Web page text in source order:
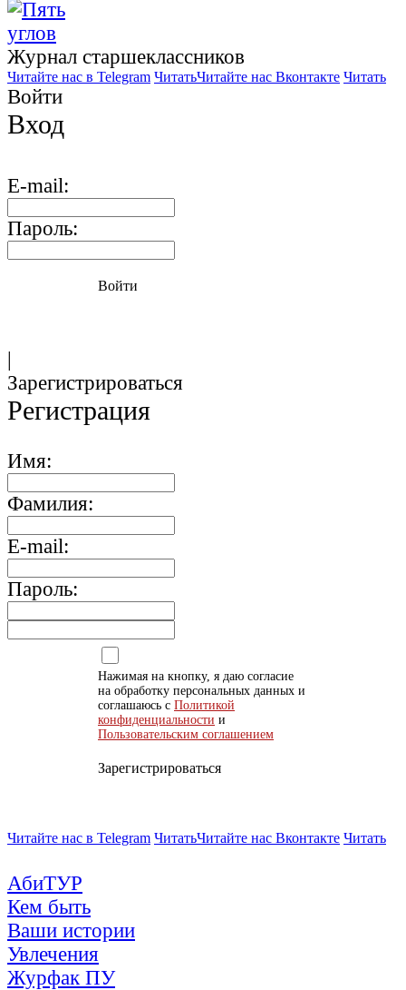
Журнал старшекласcников
Читайте нас в Telegram ЧитатьЧитайте нас Вконтакте Читать
Войти
Вход
E-mail:
Пароль:
Войти
|
Зарегистрироваться
Регистрация
Имя:
Фамилия:
E-mail:
Пароль:
Нажимая на кнопку, я даю согласие
на обработку персональных данных и
соглашаюсь с Политикой
конфиденциальности и
Пользовательским соглашением
Зарегистрироваться
Читайте нас в Telegram ЧитатьЧитайте нас Вконтакте Читать
АбиТУР
Кем быть
Ваши истории
Увлечения
Журфак ПУ